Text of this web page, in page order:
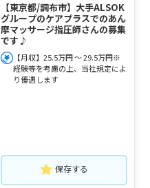
【東京都/調布市】大手ALSOK
グループのケアプラスでのあん
摩マッサージ指圧師さんの募集
です♪
【月収】25.5万円 ～ 29.5万円※
経験等を考慮の上、当社規定によ
り優遇します
保存する